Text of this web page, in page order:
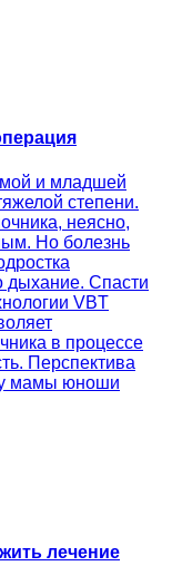
и младшей
степени.
неясно,
Но болезнь
дыхание. Спасти
VBT
в процессе
Перспектива
у мамы юноши
лечение